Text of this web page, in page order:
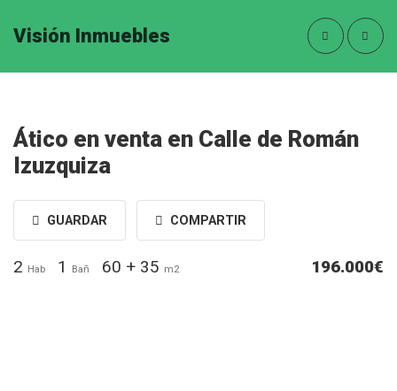
Visión Inmuebles
Ático en venta en Calle de Román
Izuzquiza
GUARDAR COMPARTIR
2 Hab 1 Bañ 60 + 35 m2 196.000€